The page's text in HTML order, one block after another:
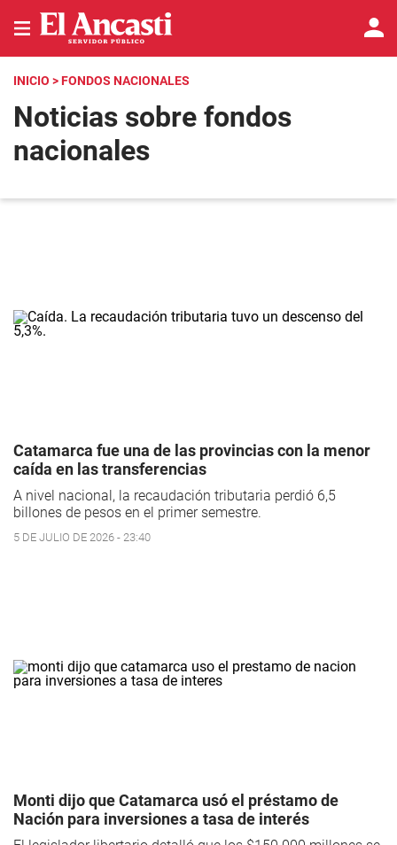
INICIO > FONDOS NACIONALES
Noticias sobre fondos
nacionales
Catamarca fue una de las provincias con la menor
caída en las transferencias
A nivel nacional, la recaudación tributaria perdió 6,5
billones de pesos en el primer semestre.
5 DE JULIO DE 2026 - 23:40
Monti dijo que Catamarca usó el préstamo de
Nación para inversiones a tasa de interés